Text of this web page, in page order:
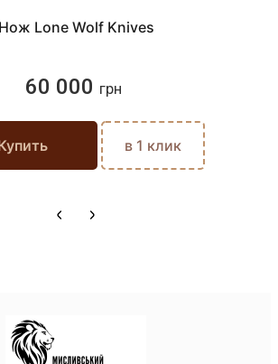
Нож Lone Wolf Knives
60 000 грн
в 1 клик